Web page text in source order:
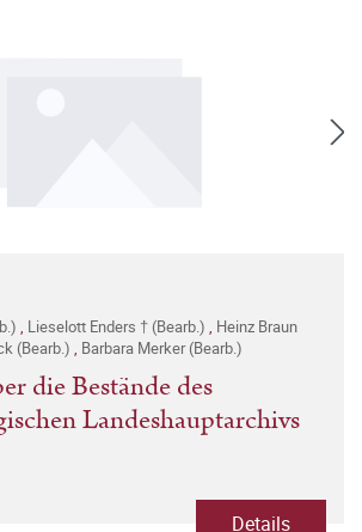
Lieselott Enders † (Bearb.)
Heinz Braun
(Bearb.) Barbara Merker (Bearb.)
die Bestände des
Landeshauptarchivs
Details